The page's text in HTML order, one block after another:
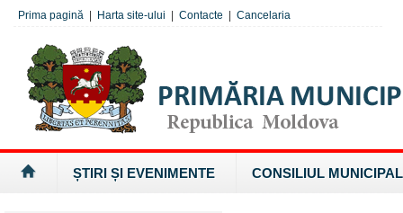
Prima pagină Harta site-ului Contacte Cancelaria
ȘTIRI ȘI EVENIMENTE CONSILIUL MUNICIPAL